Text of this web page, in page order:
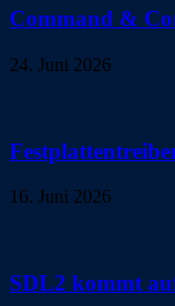
Command &
24. Juni 2026
16. Juni 2026
SDL2 kommt